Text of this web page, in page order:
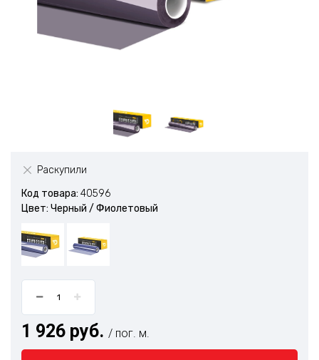
Раскупили
Код товара: 40596
Цвет: Черный / Фиолетовый
1 926 руб. / пог. м.